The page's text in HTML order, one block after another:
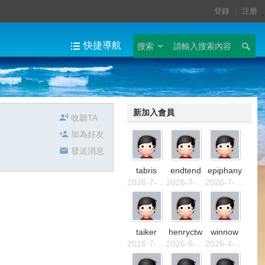
登錄 注册
搜索
快捷導航
新加入會員
tabris
endtend
epiphany
taiker
henryctw
winnow
收聽TA
加為好友
發送消息